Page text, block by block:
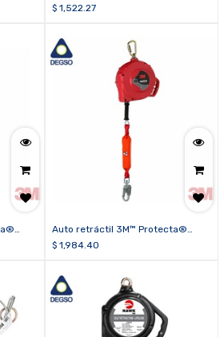
Nano-Lok™ 3100570 de brazos
$ 1,522.27
(3,3
Auto retráctil 3M™ Protecta®
Edge 3590048 de cable
$ 1,984.40